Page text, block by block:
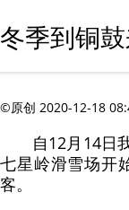
冬季到铜
©原创 2020-12-18
自12月14日
七星岭滑雪场开
客。